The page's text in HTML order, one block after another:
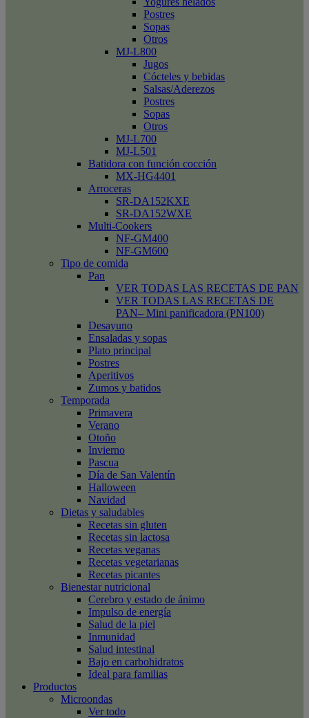
Postres
Sopas
Otros
MJ-L800
Jugos
Cócteles y bebidas
Salsas/Aderezos
Postres
Sopas
Otros
MJ-L700
MJ-L501
Batidora con función cocción
MX-HG4401
Arroceras
SR-DA152KXE
SR-DA152WXE
Multi-Cookers
NF-GM400
NF-GM600
Tipo de comida
Pan
VER TODAS LAS RECETAS DE PAN
VER TODAS LAS RECETAS DE
PAN– Mini panificadora (PN100)
Desayuno
Ensaladas y sopas
Plato principal
Postres
Aperitivos
Zumos y batidos
Temporada
Primavera
Verano
Otoño
Invierno
Pascua
Día de San Valentín
Halloween
Navidad
Dietas y saludables
Recetas sin gluten
Recetas sin lactosa
Recetas veganas
Recetas vegetarianas
Recetas picantes
Bienestar nutricional
Cerebro y estado de ánimo
Impulso de energía
Salud de la piel
Inmunidad
Salud intestinal
Bajo en carbohidratos
Ideal para familias
Productos
Microondas
Ver todo